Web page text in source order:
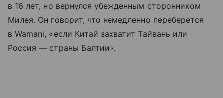
в 16 лет, но вернулся убежденным сторонником
Милея. Он говорит, что немедленно переберется
в Wamani, «если Китай захватит Тайвань или
Россия — страны Балтии».